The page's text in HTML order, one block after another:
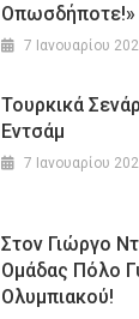
Οπωσδήποτε!»
7 Ιανουαρίου
Τουρκικά
Εντσάμ
7 Ιανουαρίου
Στον Γιώργο
Ομάδας Πόλο
Ολυμπιακού!